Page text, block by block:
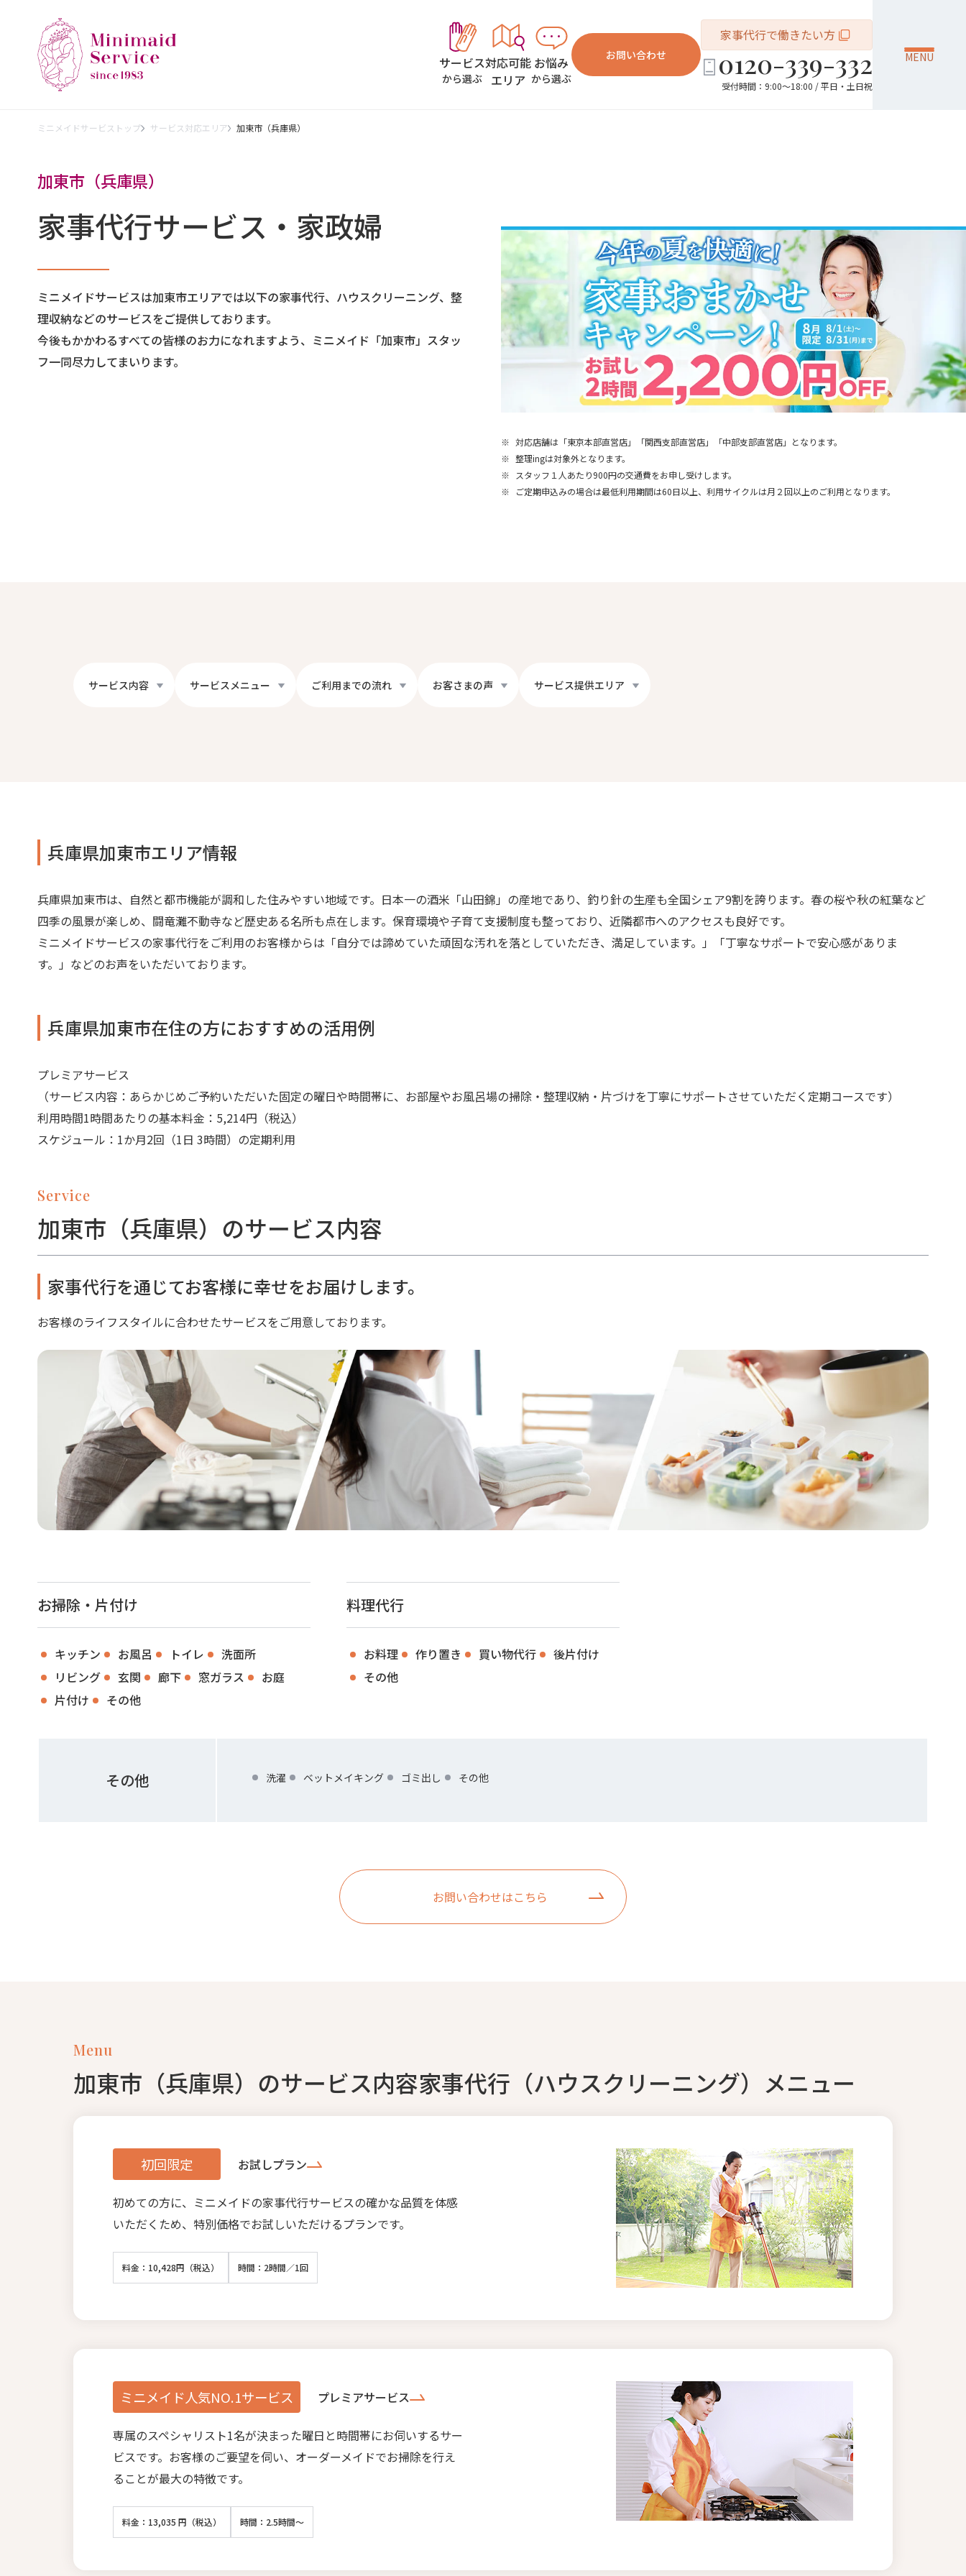
サービス
から選ぶ
対応可能
エリア
お悩み
から選ぶ
お問い合わせ
家事代行で働きたい方
0120-339-332
受付時間：9:00～18:00 / 平日・土日祝
MENU
ミニメイドサービストップ サービス対応エリア 加東市（兵庫県）
加東市（兵庫県）
家事代行サービス・家政婦
ミニメイドサービスは加東市エリアでは以下の家事代行、ハウスクリーニング、整
理収納などのサービスをご提供しております。
今後もかかわるすべての皆様のお力になれますよう、ミニメイド「加東市」スタッ
フ一同尽力してまいります。
※ 対応店舗は「東京本部直営店」「関西支部直営店」「中部支部直営店」となります。
※ 整理ingは対象外となります。
※
スタッフ１人あたり900円の交通費をお申し受けします。
※
ご定期申込みの場合は最低利用期間は60日以上、利用サイクルは月２回以上のご利用となります。
サービス内容 サービスメニュー ご利用までの流れ お客さまの声 サービス提供エリア
兵庫県加東市エリア情報
兵庫県加東市は、自然と都市機能が調和した住みやすい地域です。日本一の酒米「山田錦」の産地であり、釣り針の生産も全国シェア9割を誇ります。春の桜や秋の紅葉など
四季の風景が楽しめ、闘竜灘不動寺など歴史ある名所も点在します。保育環境や子育て支援制度も整っており、近隣都市へのアクセスも良好です。
ミニメイドサービスの家事代行をご利用のお客様からは「自分では諦めていた頑固な汚れを落としていただき、満足しています。」「丁寧なサポートで安心感がありま
す。」などのお声をいただいております。
兵庫県加東市在住の方におすすめの活用例
プレミアサービス
（サービス内容：あらかじめご予約いただいた固定の曜日や時間帯に、お部屋やお風呂場の掃除・整理収納・片づけを丁寧にサポートさせていただく定期コースです）
利用時間1時間あたりの基本料金：5,214円（税込）
スケジュール：1か月2回（1日 3時間）の定期利用
Service
加東市（兵庫県）のサービス内容
家事代行を通じてお客様に幸せをお届けします。
お客様のライフスタイルに合わせたサービスをご用意しております。
お掃除・片付け
キッチン お風呂 トイレ
洗面所
リビング
玄関 廊下 窓ガラス
お庭
片付け
その他
料理代行
お料理 作り置き 買い物代行
後片付け
その他
その他 洗濯 ベットメイキング ゴミ出し その他
お問い合わせはこちら
Menu
加東市（兵庫県）のサービス内容家事代行（ハウスクリーニング）メニュー
初回限定 お試しプラン
初めての方に、ミニメイドの家事代行サービスの確かな品質を体感
いただくため、特別価格でお試しいただけるプランです。
料金：10,428円（税込） 時間：2時間／1回
ミニメイド人気NO.1サービス プレミアサービス
専属のスペシャリスト1名が決まった曜日と時間帯にお伺いするサー
ビスです。お客様のご要望を伺い、オーダーメイドでお掃除を行え
ることが最大の特徴です。
料金：13,035 円（税込） 時間：2.5時間～